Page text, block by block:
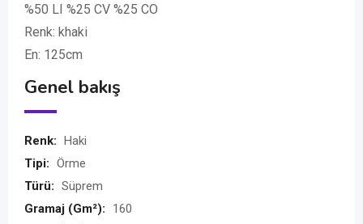
%50 LI %25 CV %25 CO
Renk: khaki
En: 125cm
Genel bakış
Renk: Haki
Tipi: Örme
Türü: Süprem
Gramaj (Gm²):
160